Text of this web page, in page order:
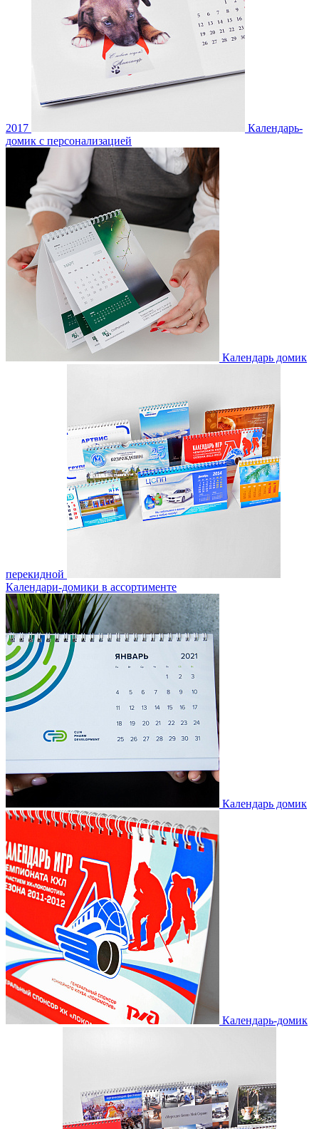
2017
Календарь-
домик с персонализацией
Календарь домик
перекидной
Календари-домики в ассортименте
Календарь домик
Календарь-домик